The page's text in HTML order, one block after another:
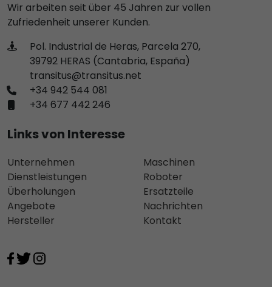
Wir arbeiten seit über 45 Jahren zur vollen
Zufriedenheit unserer Kunden.
Pol. Industrial de Heras, Parcela 270,
39792 HERAS (Cantabria, España)
transitus@transitus.net
+34 942 544 081
+34 677 442 246
Links von Interesse
Unternehmen
Dienstleistungen
Überholungen
Angebote
Hersteller
Maschinen
Roboter
Ersatzteile
Nachrichten
Kontakt